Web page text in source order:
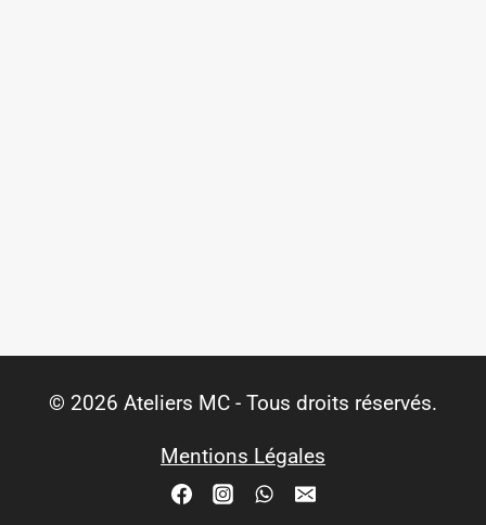
© 2026 Ateliers MC - Tous droits réservés.
Mentions Légales